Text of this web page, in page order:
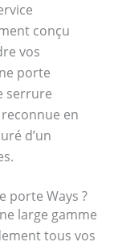
conçu
vos
porte
serrure
en
d’un
porte Ways ?
large gamme
tous vos